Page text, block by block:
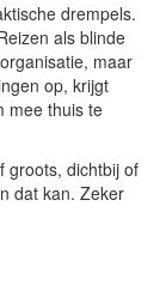
drempels.
als blinde
maar
op, krijgt
mee thuis te
groots, dichtbij of
dat kan. Zeker